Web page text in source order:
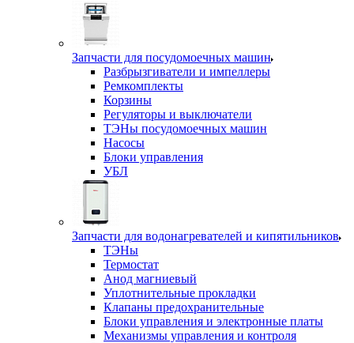
Запчасти для посудомоечных машин
Разбрызгиватели и импеллеры
Ремкомплекты
Корзины
Регуляторы и выключатели
ТЭНы посудомоечных машин
Насосы
Блоки управления
УБЛ
Запчасти для водонагревателей и кипятильников
ТЭНы
Термостат
Анод магниевый
Уплотнительные прокладки
Клапаны предохранительные
Блоки управления и электронные платы
Механизмы управления и контроля